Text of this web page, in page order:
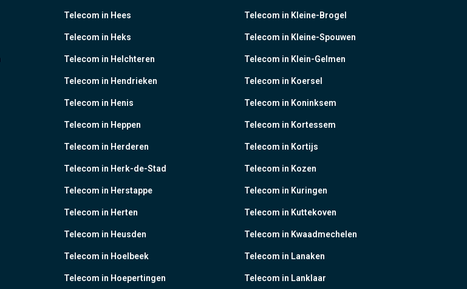
Telecom in Hees
Telecom in Heks
Telecom in Helchteren
Telecom in Hendrieken
Telecom in Henis
Telecom in Heppen
Telecom in Herderen
Telecom in Herk-de-Stad
Telecom in Herstappe
Telecom in Herten
Telecom in Heusden
Telecom in Hoelbeek
Telecom in Hoepertingen
Telecom in Kleine-Brogel
Telecom in Kleine-Spouwen
Telecom in Klein-Gelmen
Telecom in Koersel
Telecom in Koninksem
Telecom in Kortessem
Telecom in Kortijs
Telecom in Kozen
Telecom in Kuringen
Telecom in Kuttekoven
Telecom in Kwaadmechelen
Telecom in Lanaken
Telecom in Lanklaar